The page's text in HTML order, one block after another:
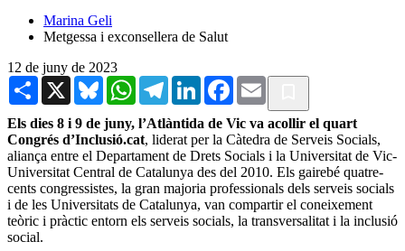
Marina Geli
Metgessa i exconsellera de Salut
12 de juny de 2023
Share X BlueskyWhatsAppTelegramLinkedInFacebook
Email
Els dies 8 i 9 de juny, l’Atlàntida de Vic va acollir el quart
Congrés d’Inclusió.cat, liderat per la Càtedra de Serveis Socials,
aliança entre el Departament de Drets Socials i la Universitat de Vic-
Universitat Central de Catalunya des del 2010. Els gairebé quatre-
cents congressistes, la gran majoria professionals dels serveis socials
i de les Universitats de Catalunya, van compartir el coneixement
teòric i pràctic entorn els serveis socials, la transversalitat i la inclusió
social.